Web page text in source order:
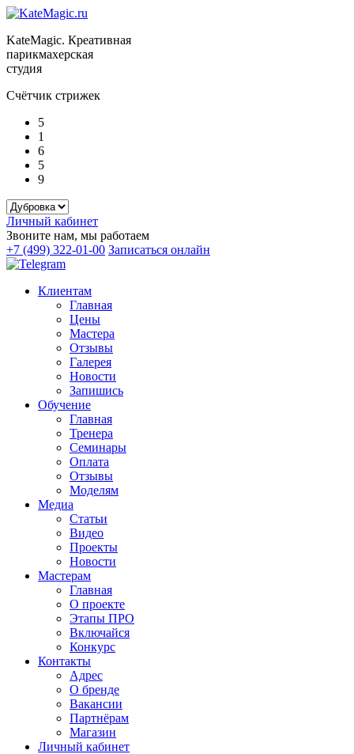
KateMagic. Креативная
парикмахерская
студия
Счётчик стрижек
5
1
6
5
9
Личный кабинет
Звоните нам, мы работаем
+7 (499) 322-01-00 Записаться онлайн
Клиентам
Главная
Цены
Мастера
Отзывы
Галерея
Новости
Запишись
Обучение
Главная
Тренера
Семинары
Оплата
Отзывы
Моделям
Медиа
Статьи
Видео
Проекты
Новости
Мастерам
Главная
О проекте
Этапы ПРО
Включайся
Конкурс
Контакты
Адрес
О бренде
Вакансии
Партнёрам
Магазин
Личный кабинет